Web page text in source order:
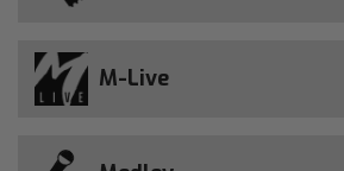
M-Live